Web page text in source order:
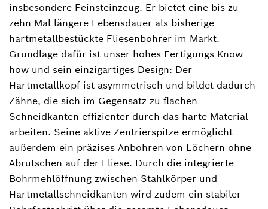
insbesondere Feinsteinzeug. Er bietet eine bis zu
zehn Mal längere Lebensdauer als bisherige
hartmetallbestückte Fliesenbohrer im Markt.
Grundlage dafür ist unser hohes Fertigungs-Know-
how und sein einzigartiges Design: Der
Hartmetallkopf ist asymmetrisch und bildet dadurch
Zähne, die sich im Gegensatz zu flachen
Schneidkanten effizienter durch das harte Material
arbeiten. Seine aktive Zentrierspitze ermöglicht
außerdem ein präzises Anbohren von Löchern ohne
Abrutschen auf der Fliese. Durch die integrierte
Bohrmehlöffnung zwischen Stahlkörper und
Hartmetallschneidkanten wird zudem ein stabiler